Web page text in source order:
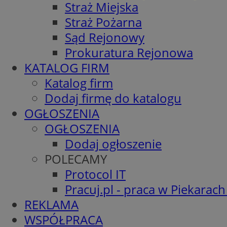
Straż Miejska
Straż Pożarna
Sąd Rejonowy
Prokuratura Rejonowa
KATALOG FIRM
Katalog firm
Dodaj firmę do katalogu
OGŁOSZENIA
OGŁOSZENIA
Dodaj ogłoszenie
POLECAMY
Protocol IT
Pracuj.pl - praca w
REKLAMA
WSPÓŁPRACA